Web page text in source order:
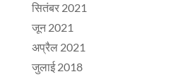
सितंबर 2021
जून 2021
अप्रैल 2021
जुलाई 2018